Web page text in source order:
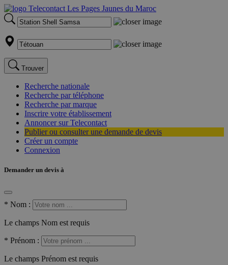
Trouver
Recherche nationale
Recherche par téléphone
Recherche par marque
Inscrire votre établissement
Annoncer sur Telecontact
Publier ou consulter une demande de devis
Créer un compte
Connexion
Demander un devis à
* Nom :
Le champs Nom est requis
* Prénom :
Le champs Prénom est requis